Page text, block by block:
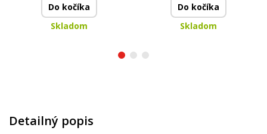
Do kočíka
Skladom
Do kočíka
Skladom
Detailný popis